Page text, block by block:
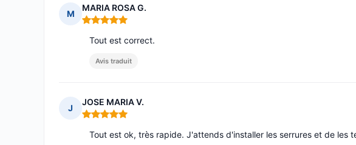
M
MARIA ROSA G.
Note : 5 sur 5
Tout est correct.
Avis traduit
J
JOSE MARIA V.
Note : 5 sur 5
Tout est ok, très rapide. J'attends d'installer les serrures et de les